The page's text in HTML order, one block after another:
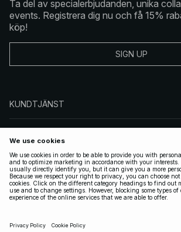
Ta del av specialerbjudanden, unika
events. Registrera dig nu och få 15%
köp!
SIGN UP
KUNDTJÄNST
FÖLJ OSS
JURIDISKT